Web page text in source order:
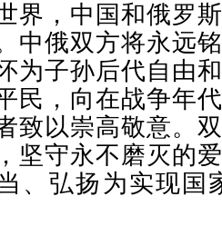
界，中国和俄罗
中俄双方将永远
为子孙后代自由
民，向在战争年
致以崇高敬意。
坚守永不磨灭的
、弘扬为实现国